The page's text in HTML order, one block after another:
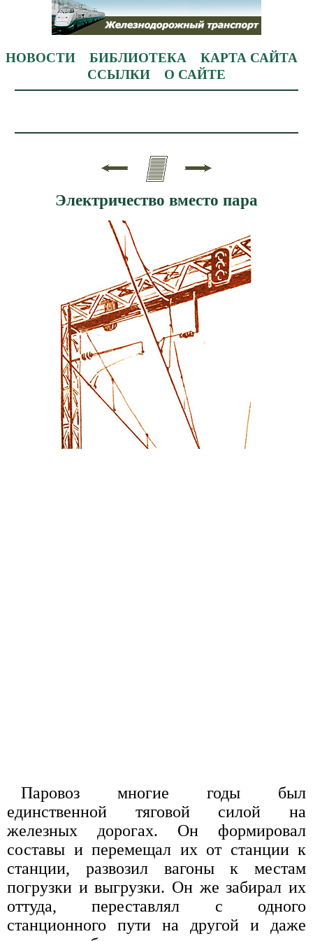
НОВОСТИ БИБЛИОТЕКА
КАРТА САЙТА
ССЫЛКИ
О САЙТЕ
Электричество вместо пара
Паровоз многие годы был
единственной тяговой силой на
железных дорогах. Он формировал
составы и перемещал их от станции к
станции, развозил вагоны к местам
погрузки и выгрузки. Он же забирал их
оттуда, переставлял с одного
станционного пути на другой и даже